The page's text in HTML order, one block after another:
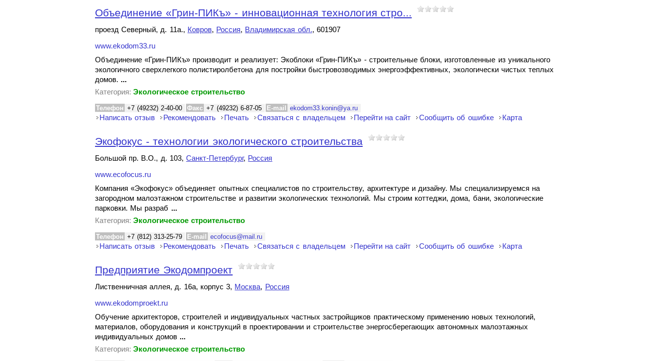
Объединение «Грин-ПИКъ» - инновационная технология стро...
проезд Северный, д. 11а., Ковров, Россия, Владимирская обл., 601907
www.ekodom33.ru
Объединение «Грин-ПИКъ» производит и реализует: Экоблоки «Грин-ПИКъ» - строительные блоки, изготовленные из уникального
экологичного сверхлегкого полистиролбетона для постройки быстровозводимых энергоэффективных, экологически чистых теплых
домов. ...
Категория: Экологическое строительство
Телефон +7 (49232) 2-40-00 Факс +7 (49232) 6-87-05 E-mail ekodom33.konin@ya.ru
Написать отзыв Рекомендовать Печать Связаться с владельцем Перейти на сайт Сообщить об ошибке Карта
Экофокус - технологии экологического строительства
Большой пр. В.О., д. 103,Санкт-Петербург, Россия
www.ecofocus.ru
Компания «Экофокус» объединяет опытных специалистов по строительству, архитектуре и дизайну. Мы специализируемся на
загородном малоэтажном строительстве и развитии экологических технологий. Мы строим коттеджи, дома, бани, экологические
парковки. Мы разраб ...
Категория: Экологическое строительство
Телефон +7 (812) 313-25-79 E-mail ecofocus@mail.ru
Написать отзыв Рекомендовать Печать Связаться с владельцем Перейти на сайт Сообщить об ошибке Карта
Предприятие Экодомпроект
Лиственничная аллея, д. 16а, корпус 3, Москва, Россия
www.ekodomproekt.ru
Обучение архитекторов, строителей и индивидуальных частных застройщиков практическому применению новых технологий,
материалов, оборудования и конструкций в проектировании и строительстве энергосберегающих автономных малоэтажных
индивидуальных домов ...
Категория: Экологическое строительство